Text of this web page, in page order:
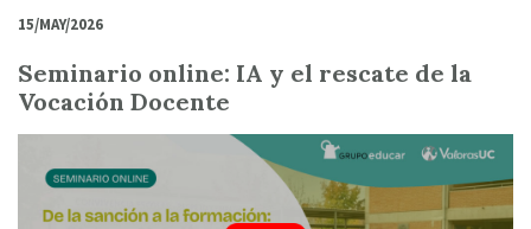
15/MAY/2026
Seminario online: IA y el rescate de la
Vocación Docente